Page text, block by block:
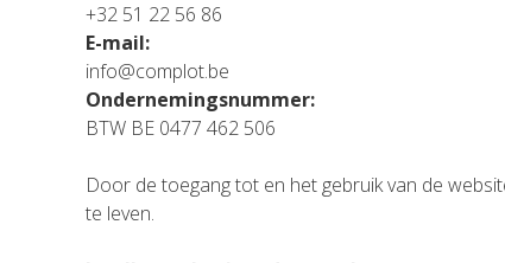
+32 51 22 56 86
E-mail:
info@complot.be
Ondernemingsnummer:
BTW BE 0477 462 506
Door de toegang tot en het gebruik van de
te leven.